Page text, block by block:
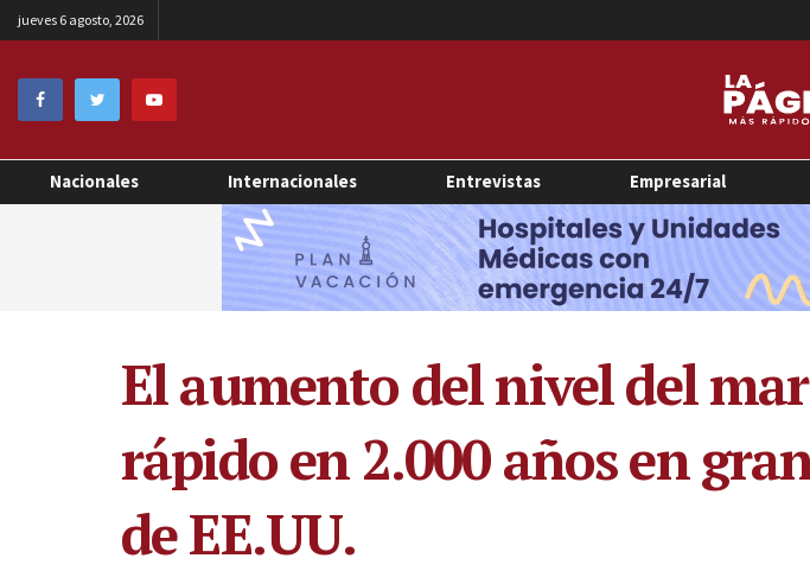
jueves 6 agosto, 2026
Nacionales Internacionales Entrevistas Empresarial
El aumento del nivel del
rápido en 2.000 años en
de EE.UU.